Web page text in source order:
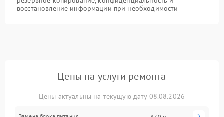
восстановление информации при необходимости
Цены на услуги ремонта
Цены актуальны на текущую дату 08.08.2026